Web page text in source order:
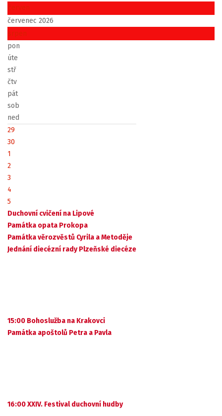
červen
červenec 2026
srpen
pon
úte
stř
čtv
pát
sob
ned
29
30
1
2
3
4
5
Duchovní cvičení na Lipové
Památka opata Prokopa
Památka věrozvěstů Cyrila a Metoděje
Jednání diecézní rady Plzeňské diecéze
15:00 Bohoslužba na Krakovci
Památka apoštolů Petra a Pavla
16:00 XXIV. Festival duchovní hudby